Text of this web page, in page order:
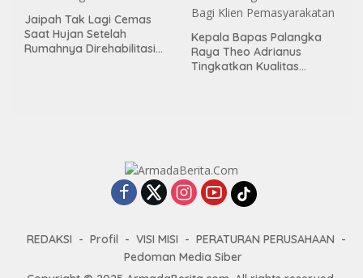
Jaipah Tak Lagi Cemas
Saat Hujan Setelah
Rumahnya Direhabilitasi
Kepala Bapas Palangka
Raya Theo Adrianus
Tingkatkan Kualitas
REDAKSI Profil VISI MISI
PERATURAN PERUSAHAAN
Pedoman Media Siber